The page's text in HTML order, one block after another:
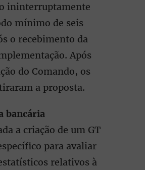
ininterruptamente
mínimo de seis
o recebimento da
Após
do Comando, os
a proposta.
bancária
a criação de um GT
para avaliar
relativos à